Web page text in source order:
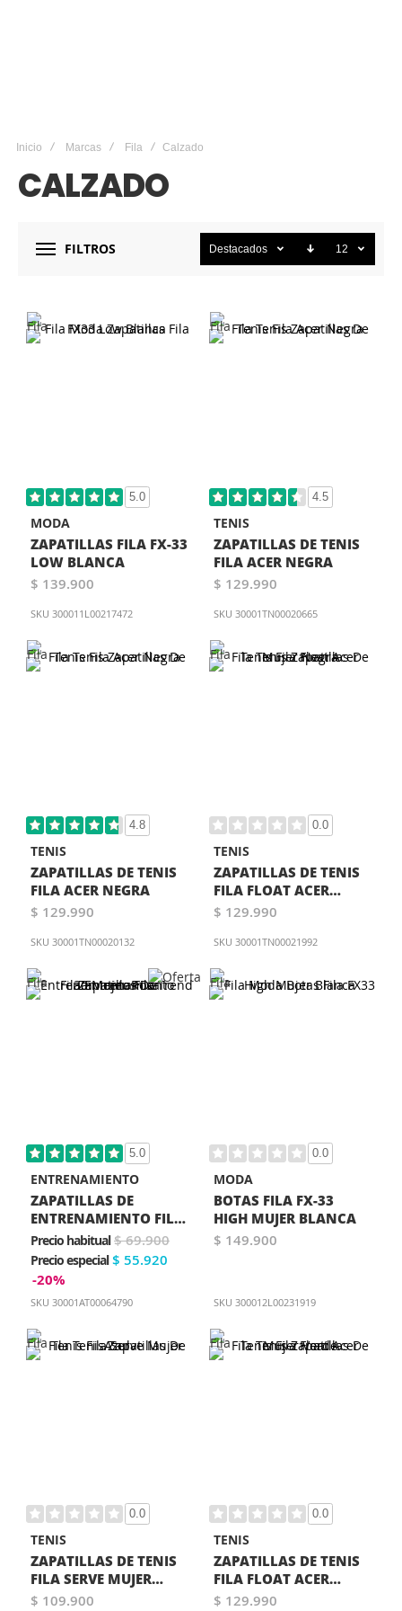
Inicio Marcas Fila Calzado
CALZADO
FILTROS Destacados 12
5.0
MODA
ZAPATILLAS FILA FX-33
LOW BLANCA
$ 139.900
SKU 300011L00217472
4.5
TENIS
ZAPATILLAS DE TENIS
FILA ACER NEGRA
$ 129.990
SKU 30001TN00020665
4.8
TENIS
ZAPATILLAS DE TENIS
FILA ACER NEGRA
$ 129.990
SKU 30001TN00020132
0.0
TENIS
ZAPATILLAS DE TENIS
FILA FLOAT ACER
MUJER NEGRA
$ 129.990
SKU 30001TN00021992
5.0
ENTRENAMIENTO
ZAPATILLAS DE
ENTRENAMIENTO FILA
TREND 3.0 MUJER
ROSA
Precio habitual $ 69.900
Precio especial $ 55.920
-20%
SKU 30001AT00064790
0.0
MODA
BOTAS FILA FX-33
HIGH MUJER BLANCA
$ 149.900
SKU 300012L00231919
0.0
TENIS
ZAPATILLAS DE TENIS
FILA SERVE MUJER
AZUL
$ 109.900
0.0
TENIS
ZAPATILLAS DE TENIS
FILA FLOAT ACER
MUJER VERDE
$ 129.990